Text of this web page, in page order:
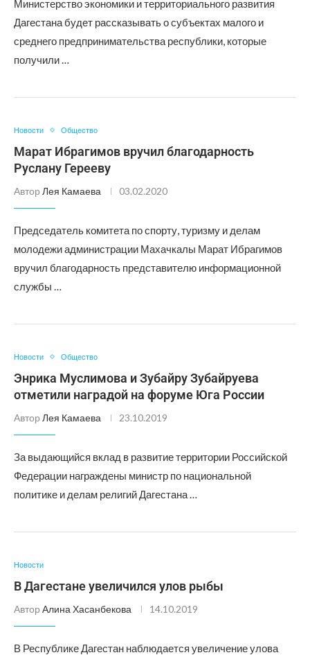
Министерство экономики и территориального развития
Дагестана будет рассказывать о субъектах малого и
среднего предпринимательства республики, которые
получили …
Новости Общество
Марат Ибрагимов вручил благодарность
Руслану Герееву
Автор Лея Камаева 03.02.2020
Председатель комитета по спорту, туризму и делам
молодежи администрации Махачкалы Марат Ибрагимов
вручил благодарность представителю информационной
службы …
Новости Общество
Энрика Муслимова и Зубайру Зубайруева
отметили наградой на форуме Юга России
Автор Лея Камаева 23.10.2019
За выдающийся вклад в развитие территории Российской
Федерации награждены министр по национальной
политике и делам религий Дагестана …
Новости
В Дагестане увеличился улов рыбы
Автор Алина Хасанбекова 14.10.2019
В Республике Дагестан наблюдается увеличение улова